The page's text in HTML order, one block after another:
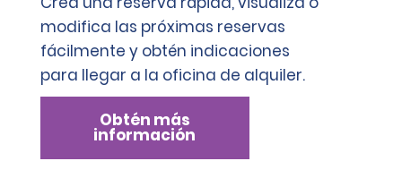
modifica las próximas reservas
fácilmente y obtén indicaciones
para llegar a la oficina de alquiler.
Obtén más
información